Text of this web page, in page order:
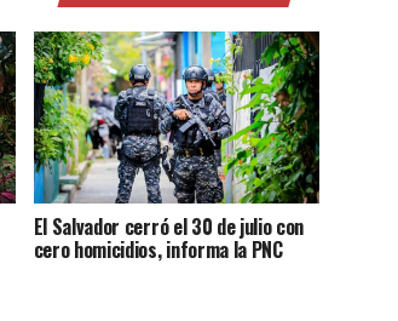
El Salvador cerró el 30 de julio con
cero homicidios, informa la PNC